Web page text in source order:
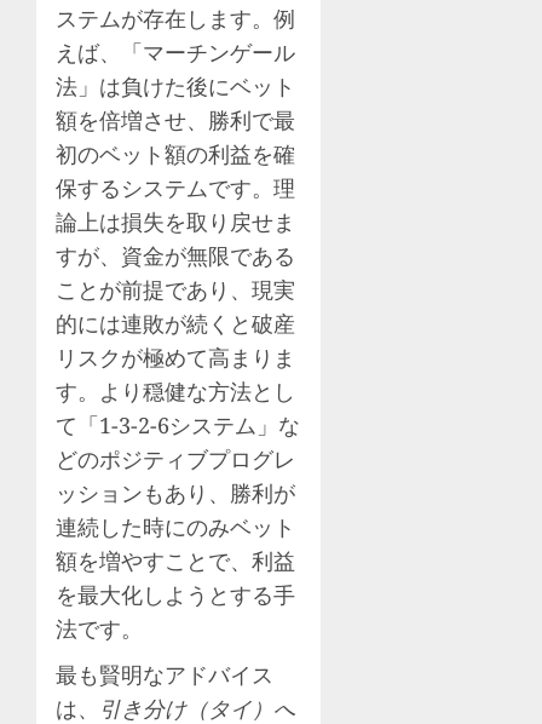
ステムが存在します。例
えば、「マーチンゲール
法」は負けた後にベット
額を倍増させ、勝利で最
初のベット額の利益を確
保するシステムです。理
論上は損失を取り戻せま
すが、資金が無限である
ことが前提であり、現実
的には連敗が続くと破産
リスクが極めて高まりま
す。より穏健な方法とし
て「1-3-2-6システム」な
どのポジティブプログレ
ッションもあり、勝利が
連続した時にのみベット
額を増やすことで、利益
を最大化しようとする手
法です。
最も賢明なアドバイス
は、
引き分け（タイ）へ